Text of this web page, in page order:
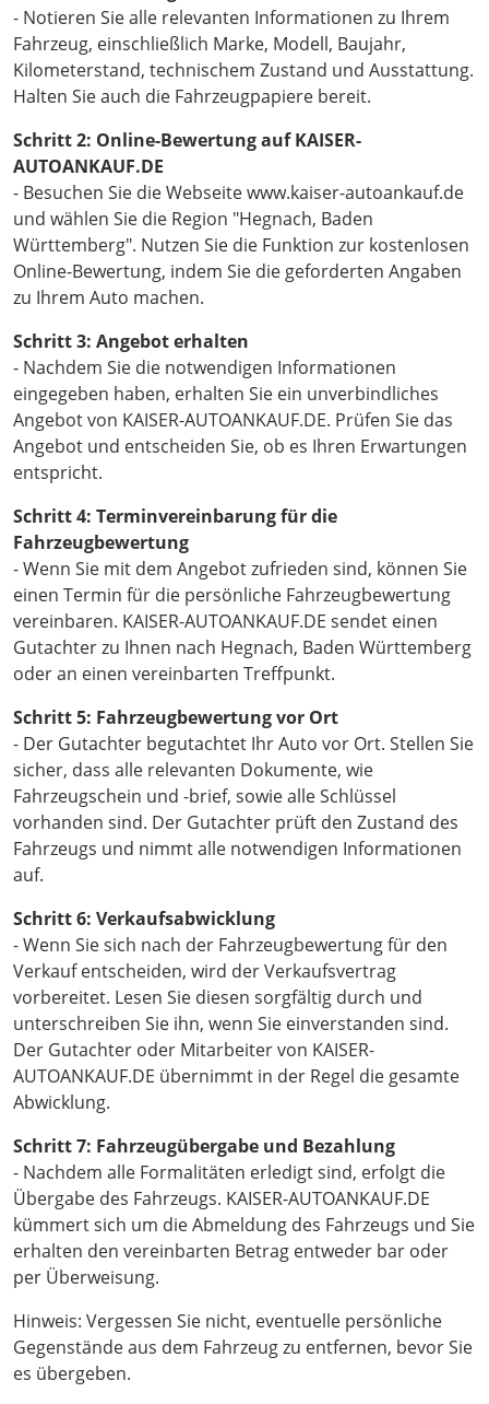
- Notieren Sie alle relevanten Informationen zu Ihrem
Fahrzeug, einschließlich Marke, Modell, Baujahr,
Kilometerstand, technischem Zustand und Ausstattung.
Halten Sie auch die Fahrzeugpapiere bereit.
Schritt 2: Online-Bewertung auf KAISER-
AUTOANKAUF.DE
- Besuchen Sie die Webseite www.kaiser-autoankauf.de
und wählen Sie die Region "Hegnach, Baden
Württemberg". Nutzen Sie die Funktion zur kostenlosen
Online-Bewertung, indem Sie die geforderten Angaben
zu Ihrem Auto machen.
Schritt 3: Angebot erhalten
- Nachdem Sie die notwendigen Informationen
eingegeben haben, erhalten Sie ein unverbindliches
Angebot von KAISER-AUTOANKAUF.DE. Prüfen Sie das
Angebot und entscheiden Sie, ob es Ihren Erwartungen
entspricht.
Schritt 4: Terminvereinbarung für die
Fahrzeugbewertung
- Wenn Sie mit dem Angebot zufrieden sind, können Sie
einen Termin für die persönliche Fahrzeugbewertung
vereinbaren. KAISER-AUTOANKAUF.DE sendet einen
Gutachter zu Ihnen nach Hegnach, Baden Württemberg
oder an einen vereinbarten Treffpunkt.
Schritt 5: Fahrzeugbewertung vor Ort
- Der Gutachter begutachtet Ihr Auto vor Ort. Stellen Sie
sicher, dass alle relevanten Dokumente, wie
Fahrzeugschein und -brief, sowie alle Schlüssel
vorhanden sind. Der Gutachter prüft den Zustand des
Fahrzeugs und nimmt alle notwendigen Informationen
auf.
Schritt 6: Verkaufsabwicklung
- Wenn Sie sich nach der Fahrzeugbewertung für den
Verkauf entscheiden, wird der Verkaufsvertrag
vorbereitet. Lesen Sie diesen sorgfältig durch und
unterschreiben Sie ihn, wenn Sie einverstanden sind.
Der Gutachter oder Mitarbeiter von KAISER-
AUTOANKAUF.DE übernimmt in der Regel die gesamte
Abwicklung.
Schritt 7: Fahrzeugübergabe und Bezahlung
- Nachdem alle Formalitäten erledigt sind, erfolgt die
Übergabe des Fahrzeugs. KAISER-AUTOANKAUF.DE
kümmert sich um die Abmeldung des Fahrzeugs und Sie
erhalten den vereinbarten Betrag entweder bar oder
per Überweisung.
Hinweis: Vergessen Sie nicht, eventuelle persönliche
Gegenstände aus dem Fahrzeug zu entfernen, bevor Sie
es übergeben.